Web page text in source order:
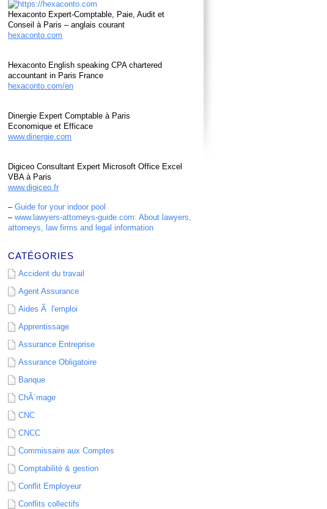
Hexaconto Expert-Comptable, Paie, Audit et
Conseil à Paris – anglais courant
hexaconto.com
Hexaconto English speaking CPA chartered
accountant in Paris France
hexaconto.com/en
Dinergie Expert Comptable à Paris
Economique et Efficace
www.dinergie.com
Digiceo Consultant Expert Microsoft Office Excel
VBA à Paris
www.digiceo.fr
– Guide for your indoor pool
– www.lawyers-attorneys-guide.com: About lawyers,
attorneys, law firms and legal information
CATÉGORIES
Accident du travail
Agent Assurance
Aides Ã l'emploi
Apprentissage
Assurance Entreprise
Assurance Obligatoire
Banque
ChÃ´mage
CNC
CNCC
Commissaire aux Comptes
Comptabilité & gestion
Conflit Employeur
Conflits collectifs